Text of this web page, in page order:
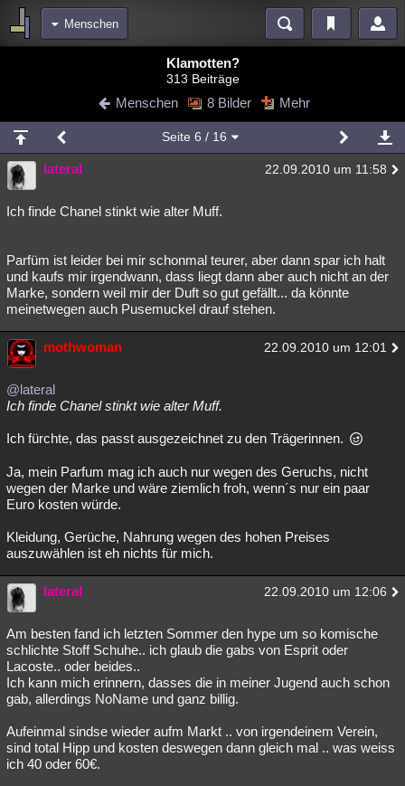
Menschen
Blogs Videos
Chat Wiki Neuigkeiten
meine Rubriken
Menschen Mystery Kriminalfälle
Spiritualität Verschwörungen Technologie
weitere Rubriken
Philosophie Träume Orte Esoterik Literatur
Astronomie Helpdesk Gruppen Gaming Filme
Musik
Übersichten
Klamotten?
313 Beiträge
Menschen 8 Bilder Mehr
Seite 6 / 16
lateral 22.09.2010 um 11:58
Ich finde Chanel stinkt wie alter Muff.
Parfüm ist leider bei mir schonmal teurer, aber dann spar ich halt
und kaufs mir irgendwann, dass liegt dann aber auch nicht an der
Marke, sondern weil mir der Duft so gut gefällt... da könnte
meinetwegen auch Pusemuckel drauf stehen.
mothwoman 22.09.2010 um 12:01
@lateral
Ich finde Chanel stinkt wie alter Muff.
Ich fürchte, das passt ausgezeichnet zu den Trägerinnen.
Ja, mein Parfum mag ich auch nur wegen des Geruchs, nicht
wegen der Marke und wäre ziemlich froh, wenn´s nur ein paar
Euro kosten würde.
Kleidung, Gerüche, Nahrung wegen des hohen Preises
auszuwählen ist eh nichts für mich.
lateral 22.09.2010 um 12:06
Am besten fand ich letzten Sommer den hype um so komische
schlichte Stoff Schuhe.. ich glaub die gabs von Esprit oder
Lacoste.. oder beides..
Ich kann mich erinnern, dasses die in meiner Jugend auch schon
gab, allerdings NoName und ganz billig.
Aufeinmal sindse wieder aufm Markt .. von irgendeinem Verein,
sind total Hipp und kosten deswegen dann gleich mal .. was weiss
ich 40 oder 60€.